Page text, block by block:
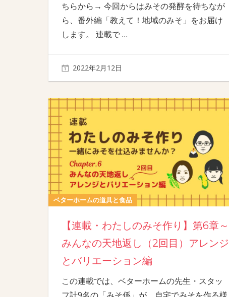
ちらから→ 今回からはみその発酵を待ちなが
ら、番外編「教えて！地域のみそ」をお届け
します。 連載で…
2022年2月12日
ベターホームの道具と食品
【連載・わたしのみそ作り】第6章～
みんなの天地返し（2回目）アレンジ
とバリエーション編
この連載では、ベターホームの先生・スタッ